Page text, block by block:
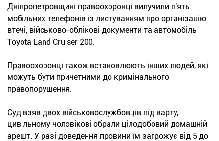
Дніпропетровщині правоохоронці вилучили п'ять
мобільних телефонів із листуванням про організацію
втечі, військово-облікові документи та автомобіль
Toyota Land Cruiser 200.
Правоохоронці також встановлюють інших людей, які
можуть бути причетними до кримінального
правопорушення.
Суд взяв двох військовослужбовців під варту,
цивільному чоловікові обрали цілодобовий домашній
арешт. У разі доведення провини їм загрожує від 5 до